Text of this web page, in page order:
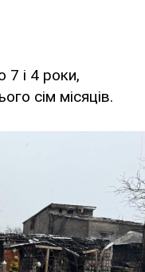
7 і 4 роки,
сім місяців.